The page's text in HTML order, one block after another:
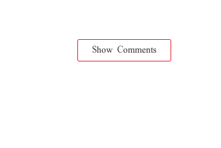
Show Comments